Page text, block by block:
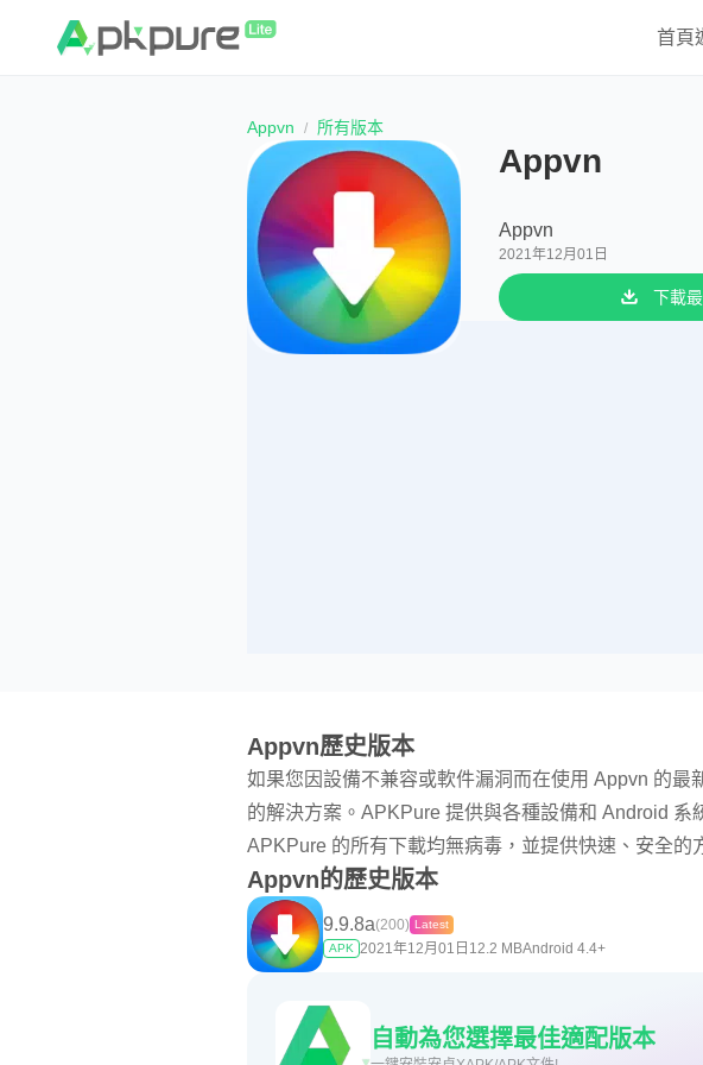
首頁
Appvn 所有版本
Appvn
Appvn
2021年12月01日
下載
Appvn歷史版本
如果您因設備不兼容或軟件漏洞而在使用 Appvn 的
的解決方案。APKPure 提供與各種設備和 Android
APKPure 的所有下載均無病毒，並提供快速、安全的
Appvn的歷史版本
9.9.8a(200) Latest
APK 2021年12月01日 12.2 MBAndroid 4.4+
自動為您選擇最佳適配版本